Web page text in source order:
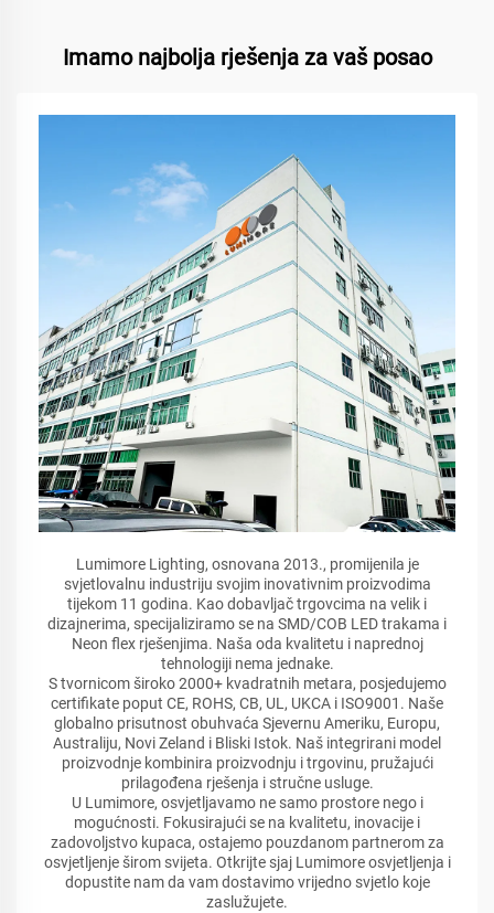
Imamo najbolja rješenja za vaš posao
Lumimore Lighting, osnovana 2013., promijenila je
svjetlovalnu industriju svojim inovativnim proizvodima
tijekom 11 godina. Kao dobavljač trgovcima na velik i
dizajnerima, specijaliziramo se na SMD/COB LED trakama i
Neon flex rješenjima. Naša oda kvalitetu i naprednoj
tehnologiji nema jednake.
S tvornicom široko 2000+ kvadratnih metara, posjedujemo
certifikate poput CE, ROHS, CB, UL, UKCA i ISO9001. Naše
globalno prisutnost obuhvaća Sjevernu Ameriku, Europu,
Australiju, Novi Zeland i Bliski Istok. Naš integrirani model
proizvodnje kombinira proizvodnju i trgovinu, pružajući
prilagođena rješenja i stručne usluge.
U Lumimore, osvjetljavamo ne samo prostore nego i
mogućnosti. Fokusirajući se na kvalitetu, inovacije i
zadovoljstvo kupaca, ostajemo pouzdanom partnerom za
osvjetljenje širom svijeta. Otkrijte sjaj Lumimore osvjetljenja i
dopustite nam da vam dostavimo vrijedno svjetlo koje
zaslužujete.